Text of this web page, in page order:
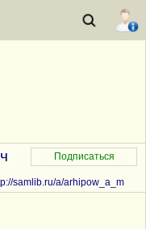
samlib.ru/a/arhipow_a_m